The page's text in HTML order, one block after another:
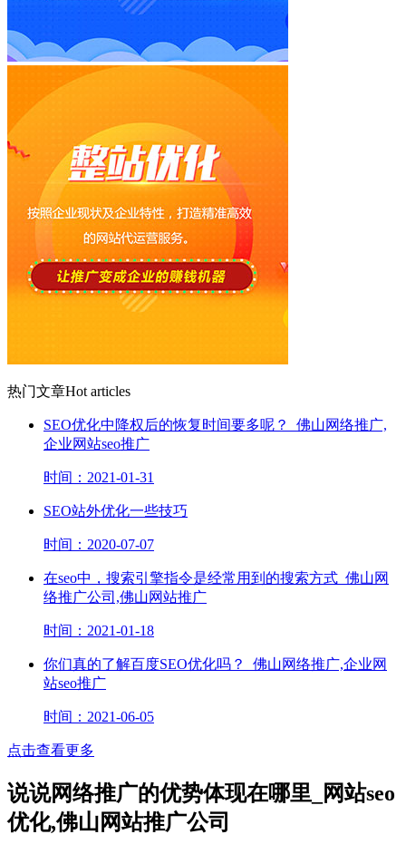
热门文章Hot articles
SEO优化中降权后的恢复时间要多呢？_佛山网络推广,
企业网站seo推广
时间：2021-01-31
SEO站外优化一些技巧
时间：2020-07-07
在seo中，搜索引擎指令是经常用到的搜索方式_佛山网
络推广公司,佛山网站推广
时间：2021-01-18
你们真的了解百度SEO优化吗？_佛山网络推广,企业网
站seo推广
时间：2021-06-05
点击查看更多
说说网络推广的优势体现在哪里_网站seo
优化,佛山网站推广公司